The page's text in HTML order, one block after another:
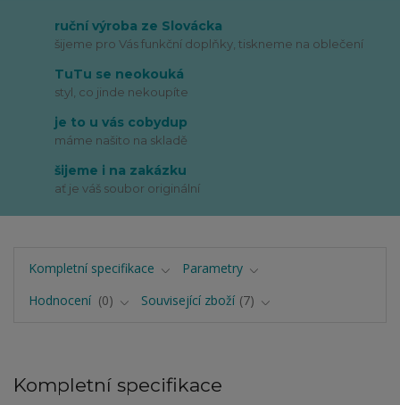
ruční výroba ze Slovácka
šijeme pro Vás funkční doplňky, tiskneme na oblečení
TuTu se neokouká
styl, co jinde nekoupíte
je to u vás cobydup
máme našito na skladě
šijeme i na zakázku
ať je váš soubor originální
Kompletní specifikace
Parametry
Hodnocení
0 Související zboží 7
Kompletní specifikace